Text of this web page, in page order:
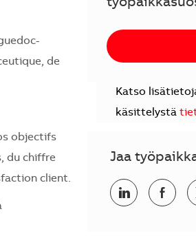
de
objectifs
du chiffre
client.
Katso
käsittelystä
Jaa
Jaa Jaa